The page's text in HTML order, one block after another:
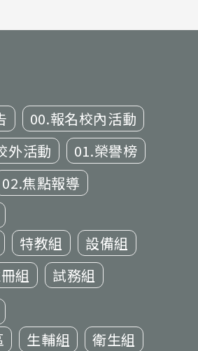
00.報名校內活動
外活動
01.榮譽榜
02.焦點報導
特教組
設備組
組
試務組
生輔組 衛生組